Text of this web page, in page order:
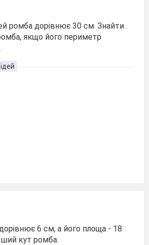
ромба дорівнює 30 см. Знайти
якщо його периметр
6 см, а його площа - 18
кут ромба.